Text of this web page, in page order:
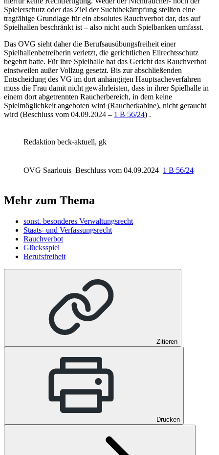
Spielerschutz oder das Ziel der Suchtbekämpfung stellten eine
tragfähige Grundlage für ein absolutes Rauchverbot dar, das auf
Spielhallen beschränkt ist – also nicht auch Spielbanken umfasst.
Das OVG sieht daher die Berufsausübungsfreiheit einer
Spielhallenbetreiberin verletzt, die gerichtlichen Eilrechtsschutz
begehrt hatte. Für ihre Spielhalle hat das Gericht das Rauchverbot
einstweilen außer Vollzug gesetzt. Bis zur abschließenden
Entscheidung des VG im dort anhängigen Hauptsacheverfahren
muss die Frau damit nicht gewährleisten, dass in ihrer Spielhalle in
einem dort abgetrennten Raucherbereich, in dem keine
Spielmöglichkeit angeboten wird (Raucherkabine), nicht geraucht
wird (Beschluss vom 04.09.2024 – 1 B 56/24) .
Redaktion beck-aktuell, gk
OVG Saarlouis Beschluss vom 04.09.2024 1 B 56/24
Mehr zum Thema
sonst. besonderes Verwaltungsrecht
Staats- und Verfassungsrecht
Rauchverbot
Glücksspiel
Berufsfreiheit
Zitieren
Drucken